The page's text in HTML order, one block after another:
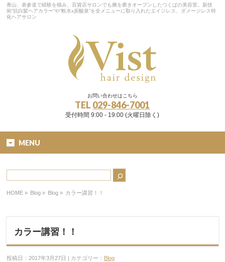
青山、表参道で経験を積み、百貨店サロンでも腕を磨きオープンしたつくばの美容室。新技
術”抗白髪ヘアカラー”や”軟水x炭酸泉”を全メニューに取り入れたエイジレス、ダメージレス特
化ヘアサロン
お問い合わせはこちら
TEL 029-846-7001
受付時間 9:00 - 19:00 (火曜日除く)
MENU
HOME » Blog » Blog » カラー講習！！
カラー講習！！
投稿日：2017年3月27日 | カテゴリー： Blog